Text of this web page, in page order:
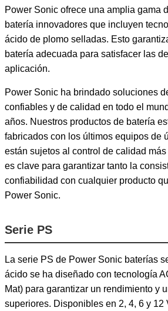
Power Sonic ofrece una amplia gama
batería innovadores que incluyen
ácido de plomo selladas. Esto
batería adecuada para satisfacer las
aplicación.
Power Sonic ha brindado soluciones
confiables y de calidad en todo el
años. Nuestros productos de batería
fabricados con los últimos equipos de
están sujetos al control de calidad
es clave para garantizar tanto la
confiabilidad con cualquier producto
Power Sonic.
Serie PS
La serie PS de Power Sonic baterías
ácido se ha diseñado con tecnología
Mat) para garantizar un rendimiento y
superiores. Disponibles en 2, 4, 6 y 12